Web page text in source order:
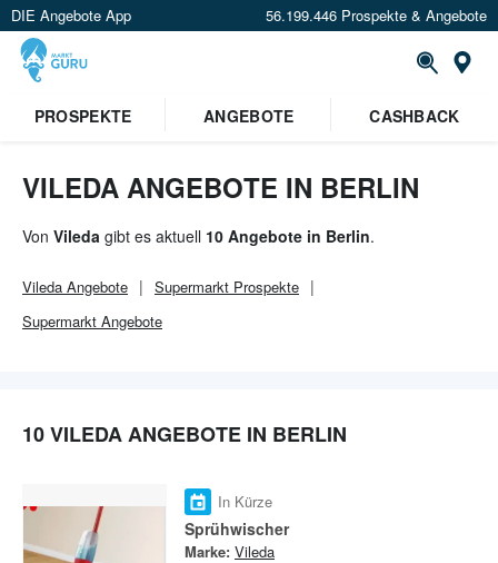
DIE Angebote App 56.199.446 Prospekte & Angebote
PROSPEKTE ANGEBOTE CASHBACK
VILEDA ANGEBOTE IN BERLIN
Von Vileda gibt es aktuell 10 Angebote in Berlin.
Vileda Angebote Supermarkt Prospekte
Supermarkt Angebote
10 VILEDA ANGEBOTE IN BERLIN
In Kürze
Sprühwischer
Marke: Vileda